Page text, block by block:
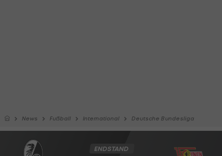
News Fußball International Deutsche Bundesliga
ENDSTAND